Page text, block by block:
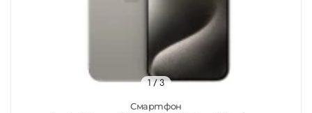
Смартфон
1/ 3